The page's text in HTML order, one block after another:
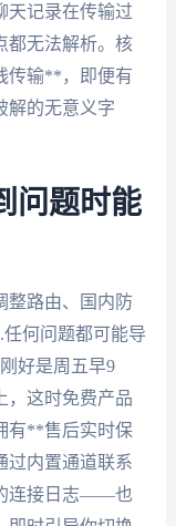
天记录在传输过
都无法解析。核
传输**，即便有
解的无意义字
问题时能
整路由、国内防
何问题都可能导
好是周五早9
，这时免费产品
有**售后实时保
过内置通道联系
连接日志——也